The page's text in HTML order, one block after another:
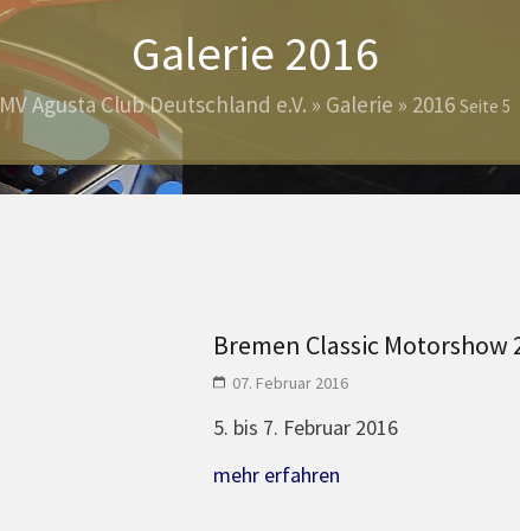
Galerie 2016
MV Agusta Club Deutschland e.V. » Galerie » 2016 Seite 5
Bremen Classic Motorshow
07. Februar 2016
5. bis 7. Februar 2016
mehr erfahren